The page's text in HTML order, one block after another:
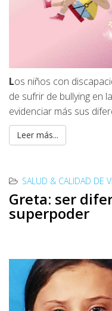
Los niños con
de sufrir de bullying en
evidenciar más sus
Leer más...
SALUD & CALIDAD DE
Greta: ser
superpoder